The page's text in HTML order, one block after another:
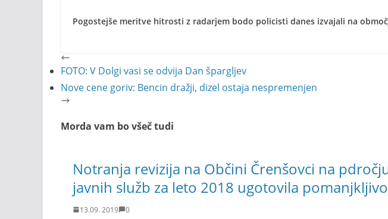
Pogostejše meritve hitrosti z radarjem bodo policisti danes izvajali na
FOTO: V Dolgi vasi se odvija Dan špargljev
Nove cene goriv: Bencin dražji, dizel ostaja nespremenjen
Morda vam bo všeč tudi
Notranja revizija na Občini Črenšovci na
javnih služb za leto 2018 ugotovila
13.09. 2019 0